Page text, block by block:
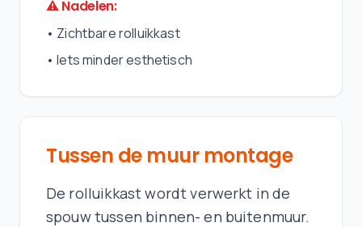
⚠ Nadelen:
• Zichtbare rolluikkast
•Iets minder esthetisch
Tussen de muur montage
De rolluikkast wordt verwerkt in de
spouw tussen binnen- en buitenmuur.